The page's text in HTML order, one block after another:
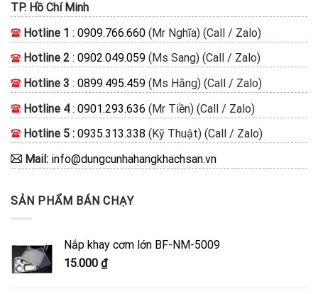
TP. Hồ Chí Minh
Hotline 1 : 0909.766.660 (Mr Nghĩa) (Call / Zalo)
Hotline 2 : 0902.049.059 (Ms Sang) (Call / Zalo)
Hotline 3 : 0899.495.459 (Ms Hằng) (Call / Zalo)
Hotline 4: 0901.293.636 (Mr Tiền) (Call / Zalo)
Hotline 5 : 0935.313.338 (Kỹ Thuật) (Call / Zalo)
Mail: info@dungcunhahangkhachsan.vn
SẢN PHẨM BÁN CHẠY
Nắp khay cơm lớn BF-NM-5009
15.000 ₫